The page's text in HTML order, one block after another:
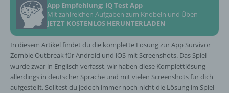
App Empfehlung: IQ Test App
Mit zahlreichen Aufgaben zum Knobeln und Üben
JETZT KOSTENLOS HERUNTERLADEN
In diesem Artikel findet du die komplette Lösung zur App Survivor
Zombie Outbreak für Android und iOS mit Screenshots. Das Spiel
wurde zwar in Englisch verfasst, wir haben diese Komplettlösung
allerdings in deutscher Sprache und mit vielen Screenshots für dich
aufgestellt. Solltest du jedoch immer noch nicht die Lösung im Spiel